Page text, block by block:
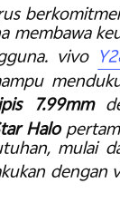
membawa
vivo
7.99mm
Halo
mulai
dengan